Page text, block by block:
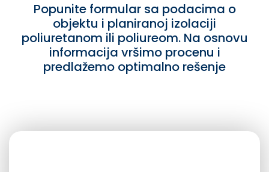
Popunite formular sa podacima o
objektu i planiranoj izolaciji
poliuretanom ili poliureom. Na osnovu
informacija vršimo procenu i
predlažemo optimalno rešenje